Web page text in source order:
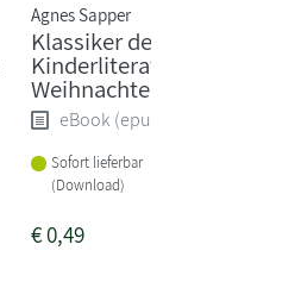
Agnes Sapper
Klassiker der
Kinderliteratur zu
Weihnachten
eBook (epub)
Sofort lieferbar
(Download)
€0,49